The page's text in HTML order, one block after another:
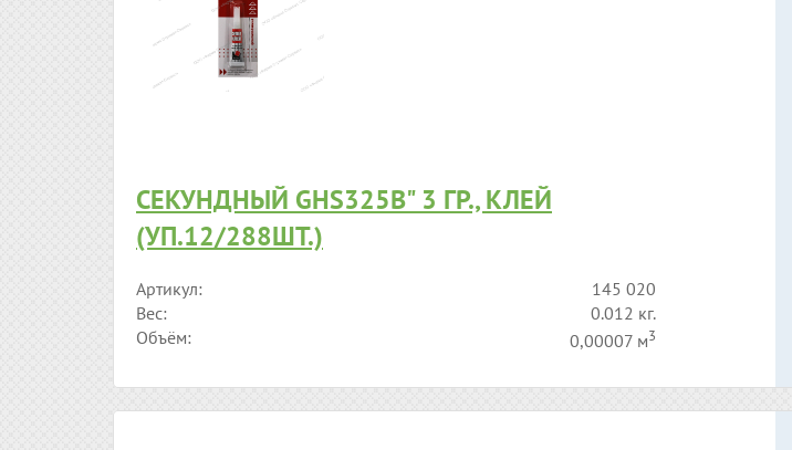
СЕКУНДНЫЙ GHS325B" 3 ГР., КЛЕЙ
(УП.12/288ШТ.)
Артикул:
145 020
Вес:
0.012 кг.
Объём:
0,00007 м3